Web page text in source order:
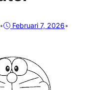
• Februari 7, 2026•